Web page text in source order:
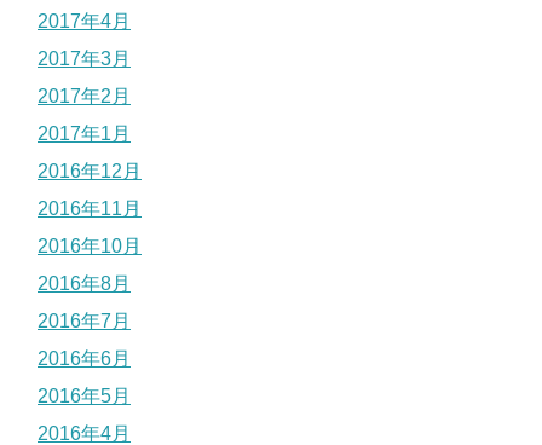
2017年4月
2017年3月
2017年2月
2017年1月
2016年12月
2016年11月
2016年10月
2016年8月
2016年7月
2016年6月
2016年5月
2016年4月